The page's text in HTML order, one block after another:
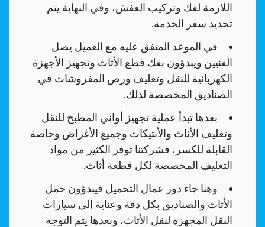
اللازمة لفك وتركيب العفش، وفي النهاية يتم
تحديد سعر الخدمة.
في الموعد المتفق عليه مع العميل يصل
الفنيين ويبدؤون بفك قطع الأثاث وتجهيز الأجهزة
الكهربائية للنقل وتغليف ورص المفروشات في
الصناديق المخصصة لذلك.
بعدها تبدأ عملية تجهيز أواني المطبخ للنقل
وتغليف الأثاث والأنتيكات وجميع الأغراض وخاصة
القابلة للكسر، فشركتنا توفر الكثير من مواد
التغليف المخصصة لكل قطعة أثاث.
وهنا جاء دور عمال التحميل فيبدؤون حمل
الأثاث والصناديق بكل دقة وعناية إلى سيارات
النقل المجهزة لنقل الأثاث، وبعدها يتم التوجه